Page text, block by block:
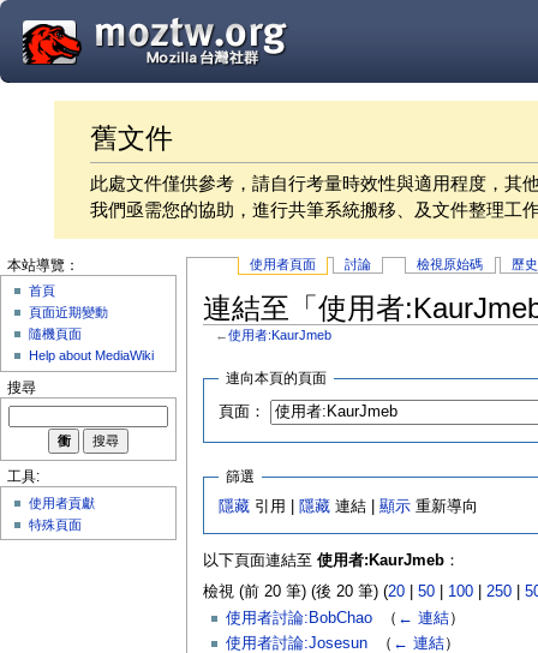
舊文件
此處文件僅供參考，請自行考量時效性與適用程度，其
我們亟需您的協助，進行共筆系統搬移、及文件整理工
使用者頁面 討論 檢視原始碼 歷
連結至「使用者
←使用者:KaurJmeb
連向本頁的頁面
頁面：
篩選
隱藏 引用 | 隱藏 連結 |顯示 重新導向
以下頁面連結至 使用者:KaurJmeb：
檢視 (前 20 筆) (後 20 筆) (20| 50| 100| 250|
使用者討論:BobChao‎ （ ← 連結）
使用者討論:Josesun‎ （ ← 連結）
本站導覽：
首頁
頁面近期變動
隨機頁面
Help about MediaWiki
搜尋
工具:
使用者貢獻
特殊頁面